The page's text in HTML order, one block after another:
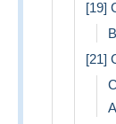
[19]
[21]